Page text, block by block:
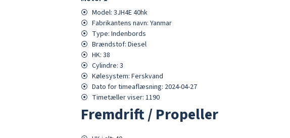
⦿ Model: 3JH4E 40hk
⦿ Fabrikantens navn: Yanmar
⦿ Type: Indenbords
⦿ Brændstof: Diesel
⦿ HK: 38
⦿ Cylindre: 3
⦿ Kølesystem: Ferskvand
⦿ Dato for timeaflæsning: 2024-04-27
⦿ Timetæller viser: 1190
Fremdrift / Propeller